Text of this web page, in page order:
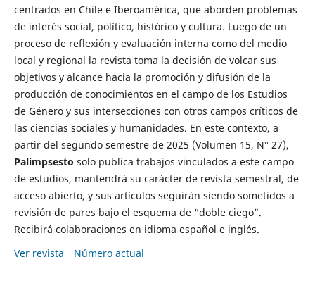
centrados en Chile e Iberoamérica, que aborden problemas
de interés social, político, histórico y cultura. Luego de un
proceso de reflexión y evaluación interna como del medio
local y regional la revista toma la decisión de volcar sus
objetivos y alcance hacia la promoción y difusión de la
producción de conocimientos en el campo de los Estudios
de Género y sus intersecciones con otros campos críticos de
las ciencias sociales y humanidades. En este contexto, a
partir del segundo semestre de 2025 (Volumen 15, N° 27),
Palimpsesto solo publica trabajos vinculados a este campo
de estudios, mantendrá su carácter de revista semestral, de
acceso abierto, y sus artículos seguirán siendo sometidos a
revisión de pares bajo el esquema de “doble ciego”.
Recibirá colaboraciones en idioma español e inglés.
Ver revista
Número actual